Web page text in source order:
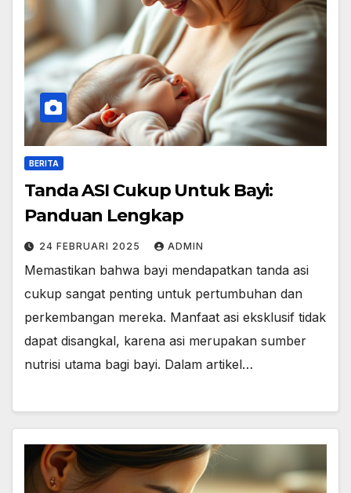
BERITA
Tanda ASI Cukup Untuk Bayi:
Panduan Lengkap
24 FEBRUARI 2025 ADMIN
Memastikan bahwa bayi mendapatkan tanda asi
cukup sangat penting untuk pertumbuhan dan
perkembangan mereka. Manfaat asi eksklusif tidak
dapat disangkal, karena asi merupakan sumber
nutrisi utama bagi bayi. Dalam artikel…